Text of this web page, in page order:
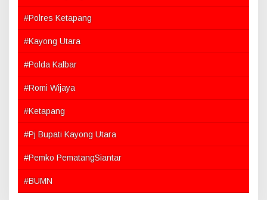
#Polres Ketapang
#Kayong Utara
#Polda Kalbar
#Romi Wijaya
#Ketapang
#Pj Bupati Kayong Utara
#Pemko PematangSiantar
#BUMN